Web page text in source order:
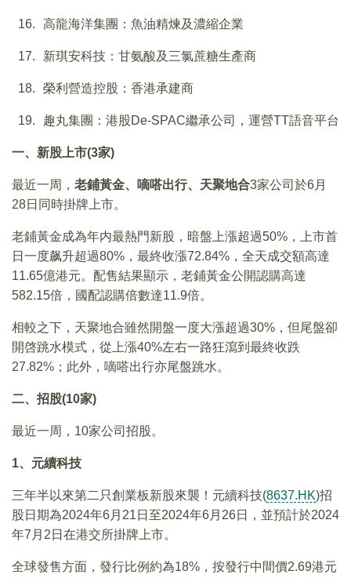
高龍海洋集團：魚油精煉及濃縮企業
新琪安科技：甘氨酸及三氯蔗糖生產商
榮利營造控股：香港承建商
趣丸集團：港股De-SPAC繼承公司，運營TT語音平台
一、新股上市(3家)
最近一周， 老鋪黃金、 嘀嗒出行、 天聚地合3家公司於6月
28日同時掛牌上市。
老鋪黃金成為年内最熱門新股，暗盤上漲超過50%，上市首
日一度飙升超過80%，最終收漲72.84%，全天成交額高達
11.65億港元。配售結果顯示，老鋪黃金公開認購高達
582.15倍，國配認購倍數達11.9倍。
相較之下，天聚地合雖然開盤一度大漲超過30%，但尾盤卻
開啓跳水模式，從上漲40%左右一路狂瀉到最終收跌
27.82%；此外，嘀嗒出行亦尾盤跳水。
二、招股(10家)
最近一周，10家公司招股。
1、元續科技
三年半以來第二只創業板新股來襲！元續科技(8637.HK)招
股日期為2024年6月21日至2024年6月26日，並預計於2024
年7月2日在港交所掛牌上市。
全球發售方面，發行比例約為18%，按發行中間價2.69港元